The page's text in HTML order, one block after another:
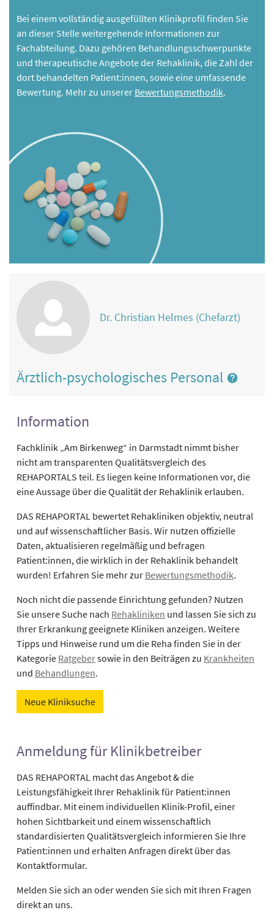
Bei einem vollständig ausgefüllten Klinikprofil finden Sie
an dieser Stelle weitergehende Informationen zur
Fachabteilung. Dazu gehören Behandlungsschwerpunkte
und therapeutische Angebote der Rehaklinik, die Zahl der
dort behandelten Patient:innen, sowie eine umfassende
Bewertung. Mehr zu unserer Bewertungsmethodik.
Dr. Christian Helmes (Chefarzt)
Ärztlich-psychologisches Personal
Information
Fachklinik „Am Birkenweg“ in Darmstadt nimmt bisher
nicht am transparenten Qualitätsvergleich des
REHAPORTALS teil. Es liegen keine Informationen vor, die
eine Aussage über die Qualität der Rehaklinik erlauben.
DAS REHAPORTAL bewertet Rehakliniken objektiv, neutral
und auf wissenschaftlicher Basis. Wir nutzen offizielle
Daten, aktualisieren regelmäßig und befragen
Patient:innen, die wirklich in der Rehaklinik behandelt
wurden! Erfahren Sie mehr zur Bewertungsmethodik.
Noch nicht die passende Einrichtung gefunden? Nutzen
Sie unsere Suche nach Rehakliniken und lassen Sie sich zu
Ihrer Erkrankung geeignete Kliniken anzeigen. Weitere
Tipps und Hinweise rund um die Reha finden Sie in der
Kategorie Ratgebersowie in den Beiträgen zu Krankheiten
und Behandlungen.
Neue Kliniksuche
Anmeldung für Klinikbetreiber
DAS REHAPORTAL macht das Angebot & die
Leistungsfähigkeit Ihrer Rehaklinik für Patient:innen
auffindbar. Mit einem individuellen Klinik-Profil, einer
hohen Sichtbarkeit und einem wissenschaftlich
standardisierten Qualitätsvergleich informieren Sie Ihre
Patient:innen und erhalten Anfragen direkt über das
Kontaktformular.
Melden Sie sich an oder wenden Sie sich mit Ihren Fragen
direkt an uns.